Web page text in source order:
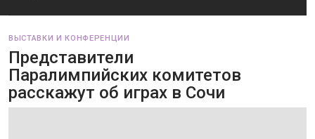
ВЫСТАВКИ И КОНФЕРЕНЦИИ
Представители
Паралимпийских комитетов
расскажут об играх в Сочи